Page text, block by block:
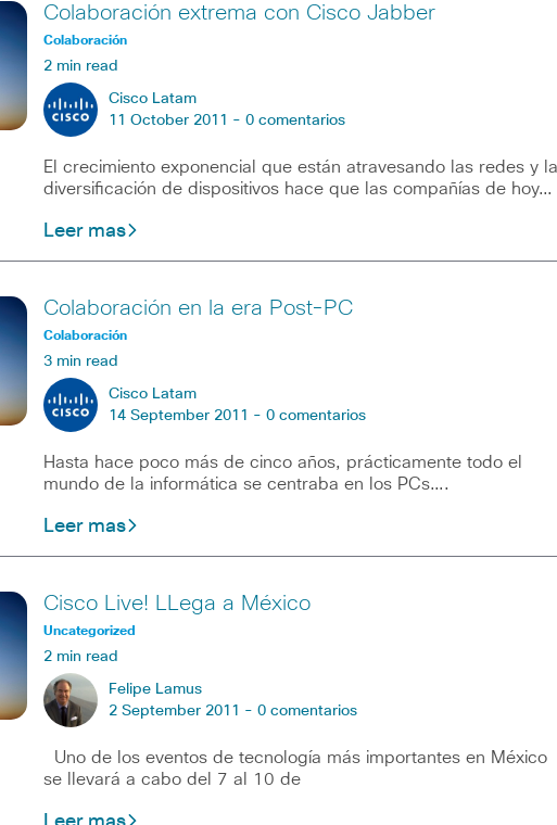
Colaboración extrema con Cisco Jabber
Colaboración
2 min read
Cisco Latam
11 October 2011 - 0 comentarios
El crecimiento exponencial que están atravesando las redes y la
diversificación de dispositivos hace que las compañías de hoy…
Leer mas
Colaboración en la era Post-PC
Colaboración
3 min read
Cisco Latam
14 September 2011 - 0 comentarios
Hasta hace poco más de cinco años, prácticamente todo el
mundo de la informática se centraba en los PCs….
Leer mas
Cisco Live! LLega a México
Uncategorized
2 min read
Felipe Lamus
2 September 2011 - 0 comentarios
Uno de los eventos de tecnología más importantes en México
se llevará a cabo del 7 al 10 de